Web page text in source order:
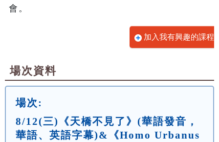
會。
加入我有興趣的課程
場次資料
場次:
8/12(三)《天橋不見了》(華語發音，
華語、英語字幕)&《Homo Urbanus